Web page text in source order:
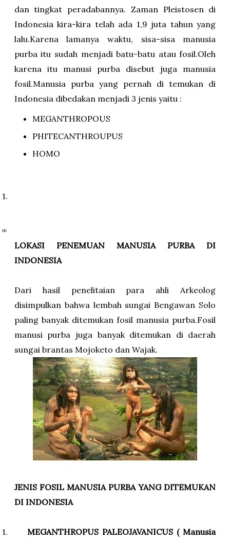
dan tingkat peradabannya. Zaman Pleistosen di
Indonesia kira-kira telah ada 1,9 juta tahun yang
lalu.Karena lamanya waktu, sisa-sisa manusia
purba itu sudah menjadi batu-batu atau fosil.Oleh
karena itu manusi purba disebut juga manusia
fosil.Manusia purba yang pernah di temukan di
Indonesia dibedakan menjadi 3 jenis yaitu :
MEGANTHROPOUS
PHITECANTHROUPUS
HOMO
1.
m
LOKASI PENEMUAN MANUSIA PURBA DI
INDONESIA
Dari hasil penelitaian para ahli Arkeolog
disimpulkan bahwa lembah sungai Bengawan Solo
paling banyak ditemukan fosil manusia purba.Fosil
manusi purba juga banyak ditemukan di daerah
sungai brantas Mojoketo dan Wajak.
JENIS FOSIL MANUSIA PURBA YANG DITEMUKAN
DI INDONESIA
1. MEGANTHROPUS PALEOJAVANICUS ( Manusia